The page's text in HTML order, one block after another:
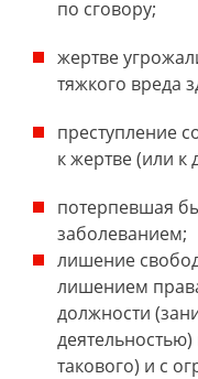
по сговору;
жертве
тяжкого вреда
преступление
к жертве (или к
потерпевшая
заболеванием;
лишение
лишением
должности
деятельностью)
такового) и с